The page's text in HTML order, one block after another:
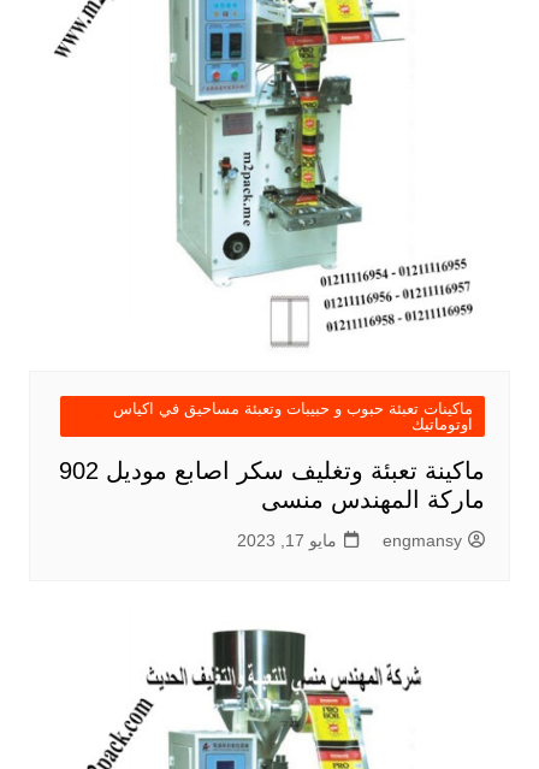
ماكينات تعبئة حبوب و حبيبات وتعبئة مساحيق في اكياس
اوتوماتيك
ماكينة تعبئة وتغليف سكر اصابع موديل 902
ماركة المهندس منسى
engmansy مايو 17, 2023